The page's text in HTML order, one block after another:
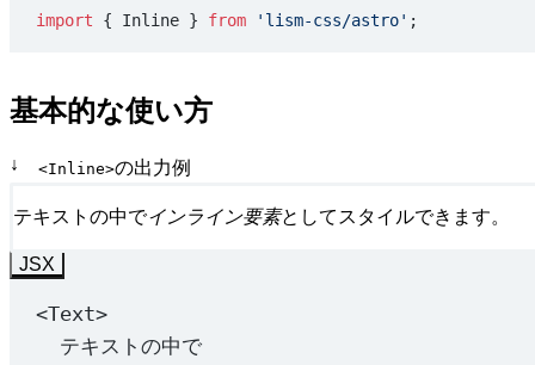
import { Inline } from 'lism-css/astro' ;
基本的な使い方
↓ <Inline>の出力例
テキストの中でインライン要素としてスタイルできます。
JSX
<Text>
テキストの中で